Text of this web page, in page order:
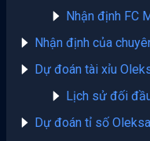
Nhận định FC
Nhận định của
Dự đoán tài xỉu
Lịch sử đối
Dự đoán tỉ số